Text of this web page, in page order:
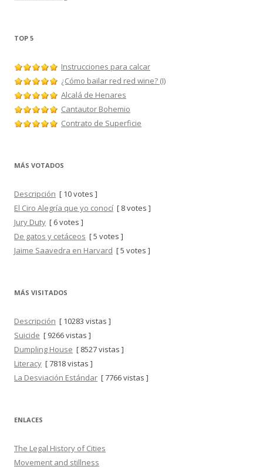
TOP 5
Instrucciones para calcar
¿Cómo bailar red red wine? (I)
Alcalá de Henares
Cantautor Bohemio
Contrato de Superficie
MÁS VOTADOS
Descripción [ 10 votes ]
El Ciro Alegría que yo conocí [ 8 votes ]
Jury Duty [ 6 votes ]
De gatos y cetáceos [ 5 votes ]
Jaime Saavedra en Harvard [ 5 votes ]
MÁS VISITADOS
Descripción [ 10283 vistas ]
Suicide [ 9266 vistas ]
Dumpling House [ 8527 vistas ]
Literacy [ 7818 vistas ]
La Desviación Estándar [ 7766 vistas ]
ENLACES
The Legal History of Cities
Movement and stillness